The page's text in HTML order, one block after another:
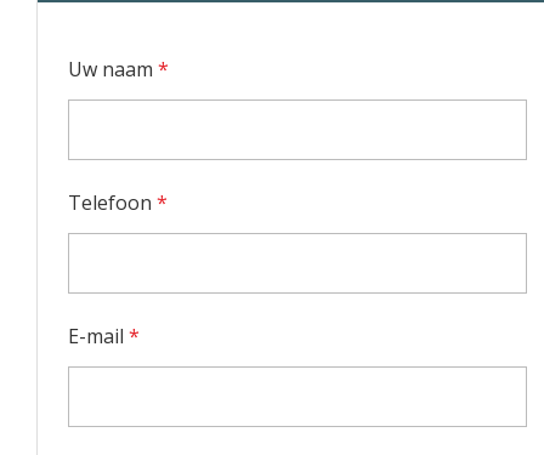
Uw naam *
Telefoon *
E-mail *